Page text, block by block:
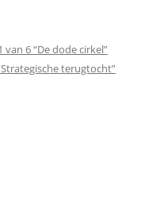
van 6 “De dode cirkel”
terugtocht”